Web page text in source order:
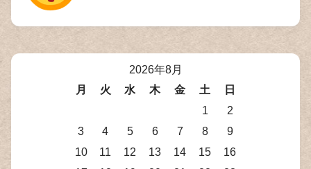
2026年8月
月
火 水 木 金 土
日
1
2
3
4 5 6 7 8
9
10
11 12 13 14 15
16